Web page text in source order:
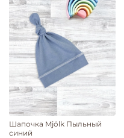
Шапочка Mjölk Пыльный
синий